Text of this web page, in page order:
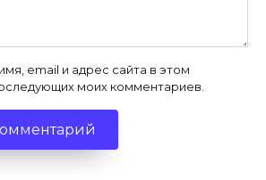
email и адрес сайта в этом
моих комментариев.